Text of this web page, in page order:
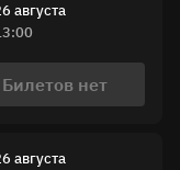
августа
Билетов нет
августа